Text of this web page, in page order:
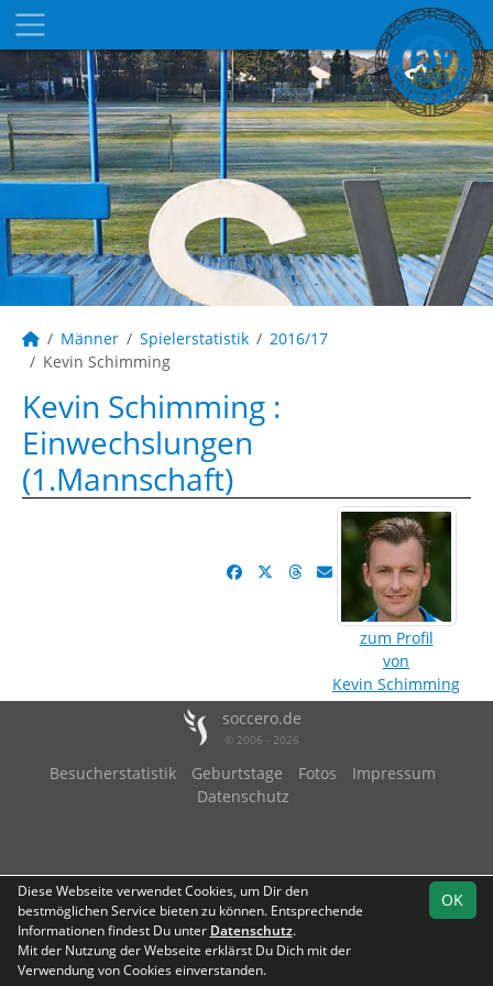
Männer Spielerstatistik
2016/17
Kevin Schimming
Kevin Schimming :
Einwechslungen
(1.Mannschaft)
zum Profil
von
Kevin Schimming
soccero.de
© 2006 - 2026
Besucherstatistik Geburtstage Fotos
Impressum
Datenschutz
OK
Diese Webseite verwendet Cookies, um Dir den
bestmöglichen Service bieten zu können. Entsprechende
Informationen findest Du unter Datenschutz.
Mit der Nutzung der Webseite erklärst Du Dich mit der
Verwendung von Cookies einverstanden.